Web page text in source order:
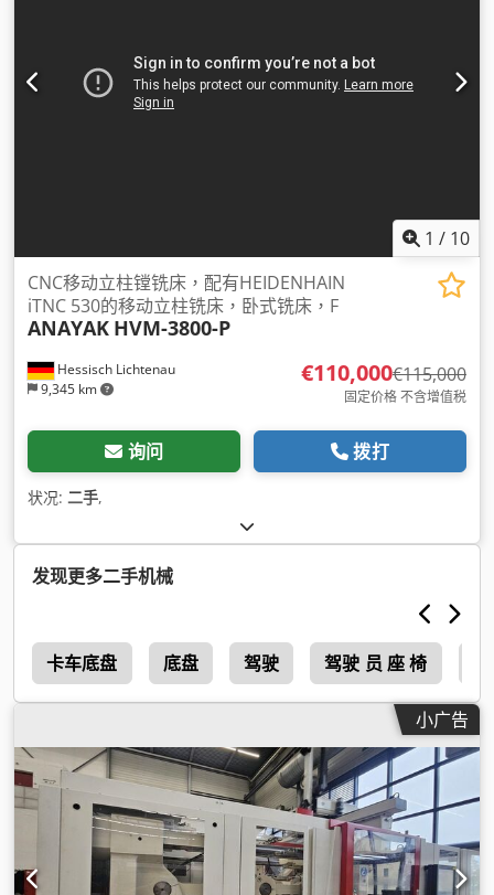
1 / 10
Hessisch Lichtenau
9,345 km
CNC移动立柱镗铣床，配有HEIDENHAIN
iTNC 530的移动立柱铣床，卧式铣床，F
ANAYAK HVM-3800-P
€110,000€115,000
固定价格 不含增值税
询问 拨打
状况: 二手,
发现更多二手机械
卡车底盘 底盘 驾驶 驾驶 员 座 椅
小广告